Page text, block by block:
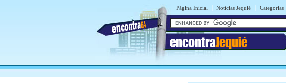
Página Inicial | Notícias Jequié | Categorias
encontraJequié